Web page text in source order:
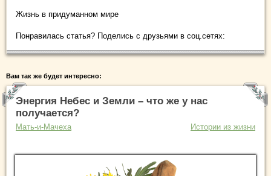
Жизнь в придуманном мире
Понравилась статья? Поделись с друзьями в соц.сетях:
Вам так же будет интересно:
Энергия Небес и Земли – что же у нас
получается?
Мать-и-Мачеха Истории из жизни